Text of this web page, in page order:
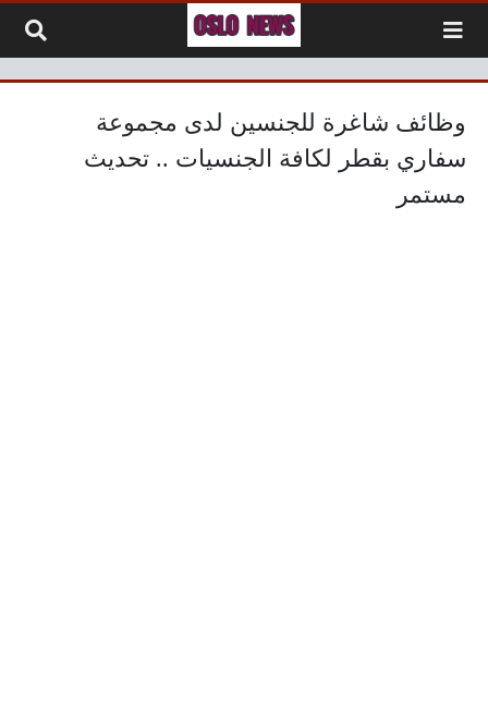
وظائف شاغرة للجنسين لدى مجموعة
سفاري بقطر لكافة الجنسيات .. تحديث
مستمر